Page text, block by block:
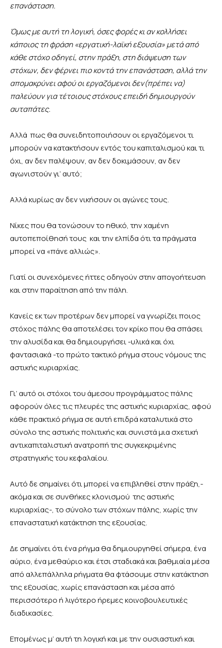
επανάσταση.
Όμως με αυτή τη λογική, όσες φορές κι αν κολλήσει
κάποιος τη φράση «εργατική-λαϊκή εξουσία» μετά από
κάθε στόχοοδηγεί, στην πράξη, στη διάψευση των
στόχων, δεν φέρνει πιο κοντά την επανάσταση, αλλά την
απομακρύνει αφού οι εργαζόμενοι δεν(πρέπει να)
παλεύουν για τέτοιους στόχους επειδή δημιουργούν
αυταπάτες.
Αλλά πως θα συνειδητοποιήσουν οι εργαζόμενοι τι
μπορούν να κατακτήσουν εντός του καπιταλισμού και τι
όχι, αν δεν παλέψουν, αν δεν δοκιμάσουν, αν δεν
αγωνιστούν γι’ αυτό;
Αλλά κυρίως αν δεν νικήσουν οι αγώνες τους.
Νίκες που θα τονώσουν το ηθικό, την χαμένη
αυτοπεποίθησή τους και την ελπίδα ότι τα πράγματα
μπορεί να «πάνε αλλιώς».
Γιατί οι συνεχόμενες ήττες οδηγούν στην απογοήτευση
και στην παραίτηση από την πάλη.
Κανείς εκ των προτέρων δεν μπορεί να γνωρίζει ποιος
στόχος πάλης θα αποτελέσει τον κρίκο που θα σπάσει
την αλυσίδα και θα δημιουργήσει -υλικά και όχι
φαντασιακά -το πρώτο τακτικό ρήγμα στους νόμους της
αστικής κυριαρχίας.
Γι’ αυτό οι στόχοι του άμεσου προγράμματος πάλης
αφορούν όλες τις πλευρές της αστικής κυριαρχίας, αφού
κάθε πρακτικό ρήγμα σε αυτή επιδρά καταλυτικά στο
σύνολο της αστικής πολιτικής και συνιστά μια σχετική
αντικαπιταλιστική ανατροπή της συγκεκριμένης
στρατηγικής του κεφαλαίου.
Αυτό δε σημαίνει ότι μπορεί να επιβληθεί στην πράξη,-
ακόμα και σε συνθήκες κλονισμού της αστικής
κυριαρχίας-, το σύνολο των στόχων πάλης, χωρίς την
επαναστατική κατάκτηση της εξουσίας.
Δε σημαίνει ότι ένα ρήγμα θα δημιουργηθεί σήμερα, ένα
αύριο, ένα μεθαύριο και έτσι σταδιακά και βαθμιαία μέσα
από αλλεπάλληλα ρήγματα θα φτάσουμε στην κατάκτηση
της εξουσίας, χωρίς επανάσταση και μέσα από
περισσότερο ή λιγότερο ήρεμες κοινοβουλευτικές
διαδικασίες.
Επομένως μ’ αυτή τη λογική και με την ουσιαστική και